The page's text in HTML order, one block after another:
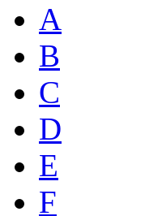
A
B
C
D
E
F